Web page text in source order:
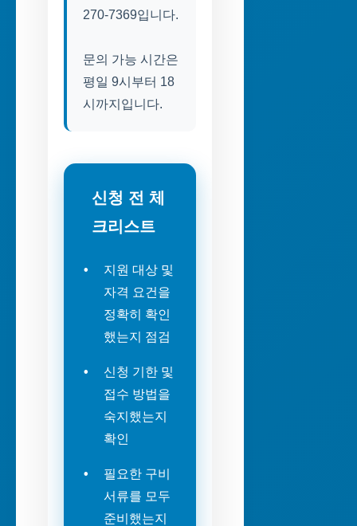
270-7369입니다.
문의 가능 시간은
평일 9시부터 18
시까지입니다.
신청 전 체
크리스트
지원 대상 및
자격 요건을
정확히 확인
했는지 점검
신청 기한 및
접수 방법을
숙지했는지
확인
필요한 구비
서류를 모두
준비했는지